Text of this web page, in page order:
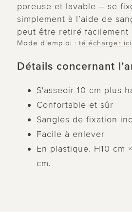
poreuse et lavable – se
simplement à l’aide de
peut être retiré facilement
Mode d’emploi : télécharger ici
Détails concernant
S'asseoir 10 cm plus
Confortable et sûr
Sangles de fixation
Facile à enlever
En plastique. H10 cm
cm.